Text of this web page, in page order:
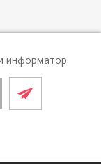
информатор